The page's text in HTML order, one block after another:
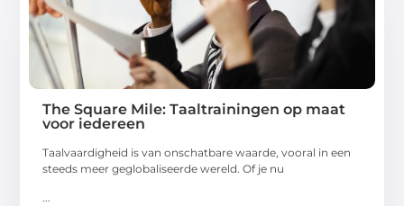
The Square Mile: Taaltrainingen op maat
voor iedereen
Taalvaardigheid is van onschatbare waarde, vooral in een
steeds meer geglobaliseerde wereld. Of je nu
...